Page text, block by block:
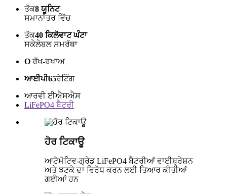
ਤੱਕ8 ਯੂਨਿਟ
ਸਮਾਨਾਂਤਰ ਵਿੱਚ
ਤੱਕ40 ਕਿਲੋਵਾਟ ਘੰਟਾ
ਸਕੇਲੇਬਲ ਸਮਰੱਥਾ
O ਰੱਖ-ਰਖਾਅ
ਆਈਪੀ65ਰੇਟਿੰਗ
ਆਰਵੀ ਈਐਸਐਸ
LiFePO4 ਬੈਟਰੀ
ਹੋਰ ਟਿਕਾਊ
ਆਟੋਮੋਟਿਵ-ਗ੍ਰੇਡ LiFePO4 ਬੈਟਰੀਆਂ ਵਾਈਬ੍ਰੇਸ਼ਨ
ਅਤੇ ਝਟਕੇ ਦਾ ਵਿਰੋਧ ਕਰਨ ਲਈ ਤਿਆਰ ਕੀਤੀਆਂ
ਗਈਆਂ ਹਨ